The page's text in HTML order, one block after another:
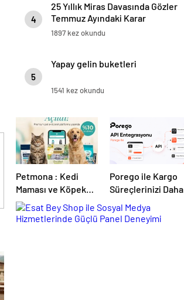
4
25 Yıllık Miras Davasında Gözler
Temmuz Ayındaki Karar
Duruşmasına Çevrildi
1897 kez okundu
5
Yapay gelin buketleri
1541 kez okundu
Petmona : Kedi
Maması ve Köpek
Maması İle Tüm
Evcil Hayvan
Porego ile Kargo
Süreçlerinizi Daha
Kolay Yönetin